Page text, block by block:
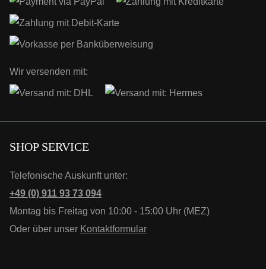
Wir versenden mit:
SHOP SERVICE
Telefonische Auskunft unter:
+49 (0) 911 93 73 094
Montag bis Freitag von 10:00 - 15:00 Uhr (MEZ)
Oder über unser Kontaktformular